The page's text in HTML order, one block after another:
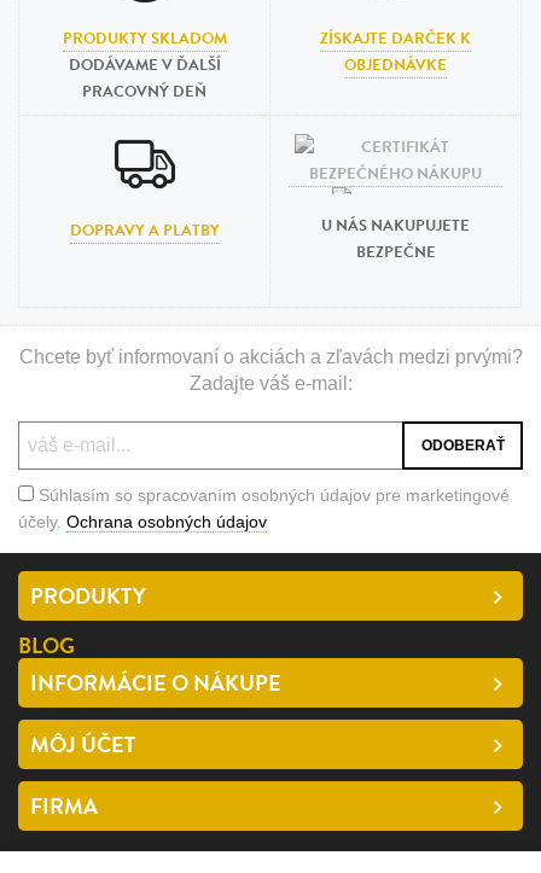
PRODUKTY SKLADOM
DODÁVAME V ĎALŠÍ
PRACOVNÝ DEŇ
ZÍSKAJTE DARČEK K
OBJEDNÁVKE
DOPRAVY A PLATBY
U NÁS NAKUPUJETE
BEZPEČNE
Chcete byť informovaní o akciách a zľavách medzi prvými?
Zadajte váš e-mail:
Súhlasím so spracovaním osobných údajov pre marketingové
účely. Ochrana osobných údajov
PRODUKTY
BLOG
INFORMÁCIE O NÁKUPE
MÔJ ÚČET
FIRMA